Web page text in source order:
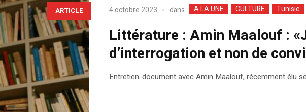
ARTICLE 4 octobre 2023 dans A LA UNE CULTURE Tunisie
Littérature : Amin Maalouf :
d’interrogation et non de
Entretien-document avec Amin Maalouf, récemment élu